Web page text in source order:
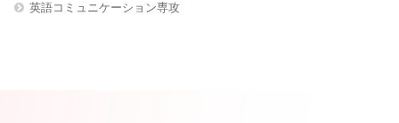
英語コミュニケーション専攻